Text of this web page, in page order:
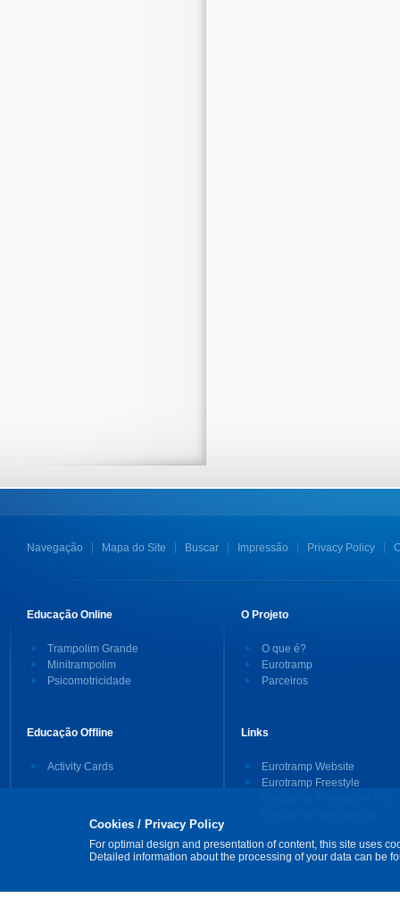
Navegação Mapa do Site Buscar Impressão Privacy Policy
Educação Online
Trampolim Grande
Minitrampolim
Psicomotricidade
Educação Offline
Activity Cards
O Projeto
O que é?
Eurotramp
Parceiros
Links
Eurotramp Website
Eurotramp Freestyle
Cookies / Privacy Policy
For optimal design and presentation of content, this site uses
Detailed information about the processing of your data can be